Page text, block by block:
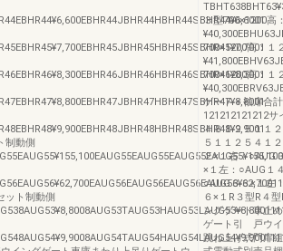
制動側
ット制動側
３型700×1200高
700×1200高：１
700×1200高：１
ゲート＋袖扉合
121212121212
４８１２５１１
５１１２５４１
２×１右：○AUG
×１左：○AUG１
○AUG３３×１左
６×１R３型R４
ングゲート車止
ゲート引 戸ウイ
跳ね上げ式門扉